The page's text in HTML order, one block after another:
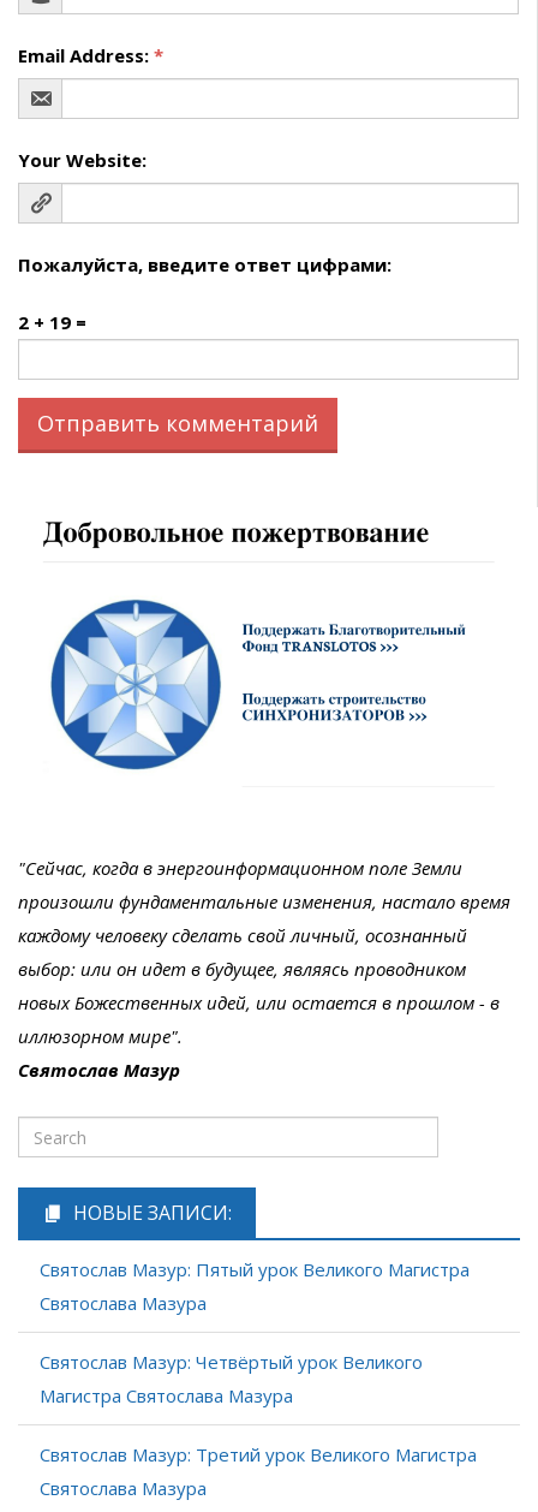
Email Address: *
Your Website:
Пожалуйста, введите ответ цифрами:
2 + 19 =
"Сейчас, когда в энергоинформационном поле Земли
произошли фундаментальные изменения, настало время
каждому человеку сделать свой личный, осознанный
выбор: или он идет в будущее, являясь проводником
новых Божественных идей, или остается в прошлом - в
иллюзорном мире".
Святослав Мазур
НОВЫЕ ЗАПИСИ:
Святослав Мазур: Пятый урок Великого Магистра
Святослава Мазура
Святослав Мазур: Четвёртый урок Великого
Магистра Святослава Мазура
Святослав Мазур: Третий урок Великого Магистра
Святослава Мазура